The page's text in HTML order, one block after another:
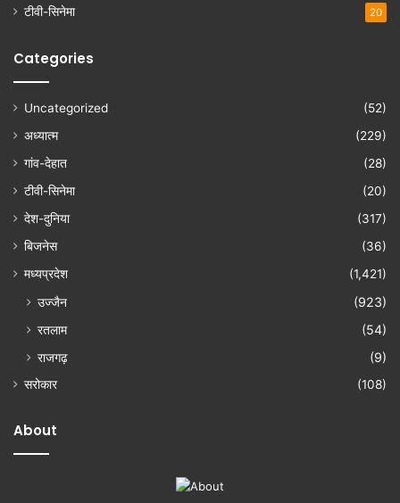
टीवी-सिनेमा 20
Categories
Uncategorized
(52)
अध्यात्म
(229)
गांव-देहात
(28)
टीवी-सिनेमा
(20)
देश-दुनिया
(317)
बिजनेस
(36)
मध्यप्रदेश
(1,421)
उज्जैन
(923)
रतलाम
(54)
राजगढ़
(9)
सरोकार (108)
About